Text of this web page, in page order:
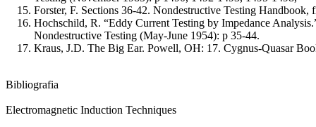
Forster, F. Sections 36-42. Nondestructive Testing
Hochschild, R. “Eddy Current Testing by Impedance
Nondestructive Testing (May-June 1954): p 35-44.
Kraus, J.D. The Big Ear. Powell, OH: 17. Cygnus-Quasar
Bibliografia
Electromagnetic Induction Techniques